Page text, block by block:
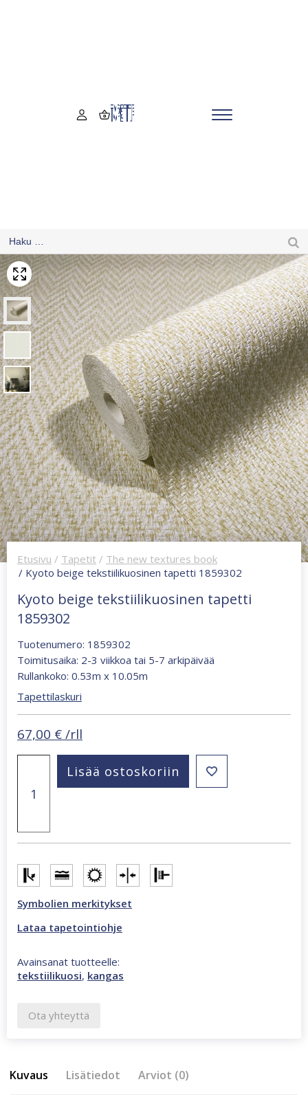
Etusivu / Tapetit / The new textures book
/ Kyoto beige tekstiilikuosinen tapetti 1859302
Kyoto beige tekstiilikuosinen tapetti
1859302
Tuotenumero: 1859302
Toimitusaika: 2-3 viikkoa tai 5-7 arkipäivää
Rullankoko: 0.53m x 10.05m
Tapettilaskuri
67,00 € /rll
tekstiilikuosinen
tapetti
määrä
Lisää ostoskoriin
Symbolien merkitykset
Lataa tapetointiohje
Avainsanat tuotteelle:
tekstiilikuosi, kangas
Ota yhteyttä
Kuvaus Lisätiedot Arviot (0)